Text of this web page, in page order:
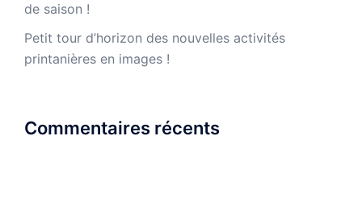
de saison !
Petit tour d’horizon des nouvelles activités
printanières en images !
Commentaires récents